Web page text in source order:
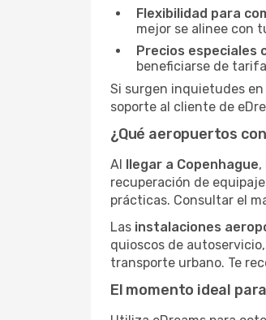
Flexibilidad para
mejor se alinee con
Precios especiales
beneficiarse de
Si surgen inquietudes
soporte al cliente de
¿Qué aeropuertos
Al llegar a Copenhague,
recuperación de
prácticas. Consultar el
Las instalaciones
quioscos de
transporte urbano. Te
El momento ideal